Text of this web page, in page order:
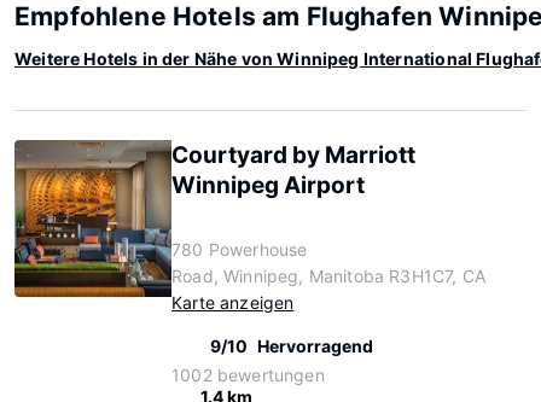
Empfohlene Hotels am Flughafen
Weitere Hotels in der Nähe von Winnipeg International
Courtyard by Marriott
Winnipeg Airport
780 Powerhouse
Road, Winnipeg, Manitoba R3H1C7, CA
Karte anzeigen
9/10 Hervorragend
1002 bewertungen
1.4 km